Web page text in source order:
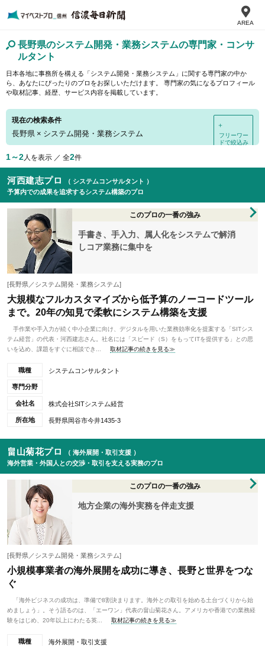
AREA
長野県のシステム開発・業務システムの専門家・コンサ
ルタント
日本各地に事務所を構える「システム開発・業務システム」に関する専門家の中か
ら、あなたにぴったりのプロをお探しいただけます。 専門家の気になるプロフィール
や取材記事、経歴、サービス内容を掲載しています。
現在の検索条件
長野県 × システム開発・業務システム
＋
フリーワー
ドで絞込み
1～2人を表示 ／ 全2件
河西建志プロ
（ システムコンサルタント ）
予算内での成果を追求するシステム構築のプロ
このプロの一番の強み
手書き、手入力、属人化をシステムで解消
しコア業務に集中を
[長野県／システム開発・業務システム]
大規模なフルカスタマイズから低予算のノーコードツール
まで。20年の知見で柔軟にシステム構築を支援
手作業や手入力が続く中小企業に向け、デジタルを用いた業務効率化を提案する「SITシス
テム経営」の代表・河西建志さん。社名には「スピード（S）をもってITを提供する」との思
いを込め、課題をすぐに相談でき...
取材記事の続きを見る≫
職種 システムコンサルタント
専門分野
会社名 株式会社SITシステム経営
所在地 長野県岡谷市今井1435-3
畠山菊花プロ
（ 海外展開・取引支援 ）
海外営業・外国人との交渉・取引を支える実務のプロ
このプロの一番の強み
地方企業の海外実務を伴走支援
[長野県／システム開発・業務システム]
小規模事業者の海外展開を成功に導き、長野と世界をつな
ぐ
「海外ビジネスの成功は、準備で8割決まります。海外との取引を始める土台づくりから始
めましょう」。そう語るのは、「エーワン」代表の畠山菊花さん。アメリカや香港での業務経
験をはじめ、20年以上にわたる英...
取材記事の続きを見る≫
職種 海外展開・取引支援